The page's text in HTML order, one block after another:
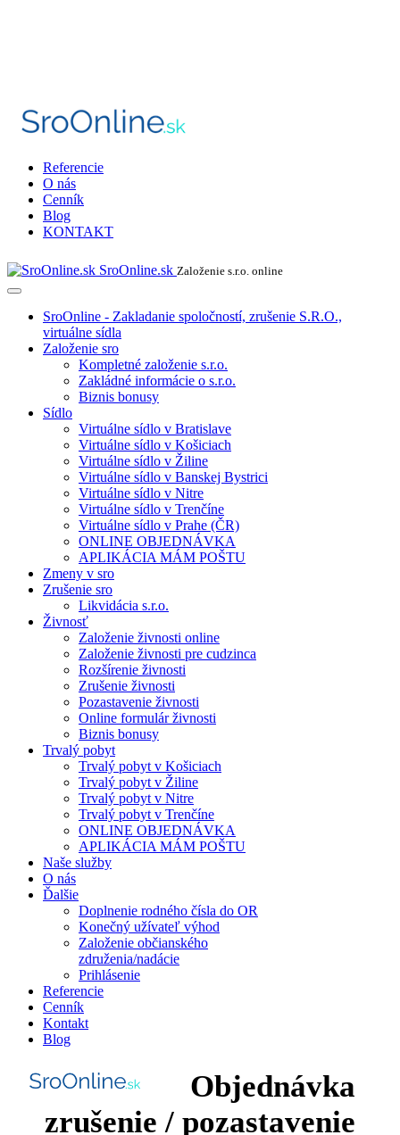
Referencie
O nás
Cenník
Blog
KONTAKT
SroOnline.sk Založenie s.r.o. online
SroOnline - Zakladanie spoločností, zrušenie S.R.O.,
virtuálne sídla
Založenie sro
Kompletné založenie s.r.o.
Zakládné informácie o s.r.o.
Biznis bonusy
Sídlo
Virtuálne sídlo v Bratislave
Virtuálne sídlo v Košiciach
Virtuálne sídlo v Žiline
Virtuálne sídlo v Banskej Bystrici
Virtuálne sídlo v Nitre
Virtuálne sídlo v Trenčíne
Virtuálne sídlo v Prahe (ČR)
ONLINE OBJEDNÁVKA
APLIKÁCIA MÁM POŠTU
Zmeny v sro
Zrušenie sro
Likvidácia s.r.o.
Živnosť
Založenie živnosti online
Založenie živnosti pre cudzinca
Rozšírenie živnosti
Zrušenie živnosti
Pozastavenie živnosti
Online formulár živnosti
Biznis bonusy
Trvalý pobyt
Trvalý pobyt v Košiciach
Trvalý pobyt v Žiline
Trvalý pobyt v Nitre
Trvalý pobyt v Trenčíne
ONLINE OBJEDNÁVKA
APLIKÁCIA MÁM POŠTU
Naše služby
O nás
Ďalšie
Doplnenie rodného čísla do OR
Konečný užívateľ výhod
Založenie občianského
združenia/nadácie
Prihlásenie
Referencie
Cenník
Kontakt
Blog
Objednávka
zrušenie / pozastavenie